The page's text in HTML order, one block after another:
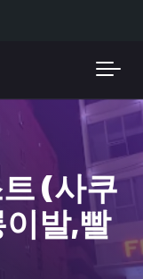
(사쿠
발,빨